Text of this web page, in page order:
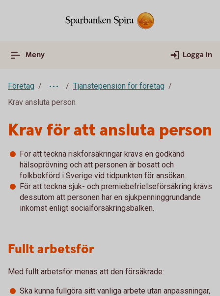
Meny Logga in
Företag
Tjänstepension för företag
Krav ansluta person
Krav för att ansluta person
För att teckna riskförsäkringar krävs en godkänd
hälsoprövning och att personen är bosatt och
folkbokförd i Sverige vid tidpunkten för ansökan.
För att teckna sjuk- och premiebefrielseförsäkring krävs
dessutom att personen har en sjukpenninggrundande
inkomst enligt socialförsäkringsbalken.
Fullt arbetsför
Med fullt arbetsför menas att den försäkrade:
Ska kunna fullgöra sitt vanliga arbete utan anpassningar,